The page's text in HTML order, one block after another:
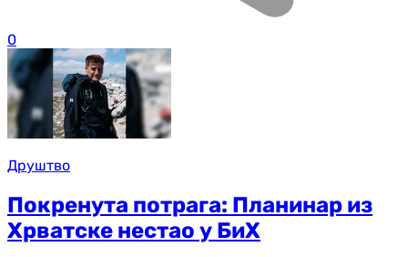
0
Друштво
Покренута потрага: Планинар из
Хрватске нестао у БиХ